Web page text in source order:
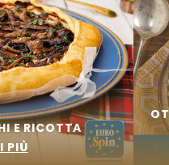
E RICOTTA
PIÙ